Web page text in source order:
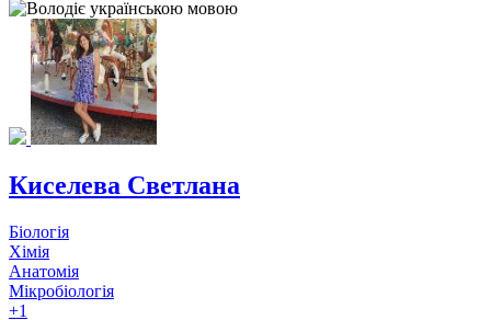
Киселева Светлана
Біологія
Хімія
Анатомія
Мікробіологія
+1